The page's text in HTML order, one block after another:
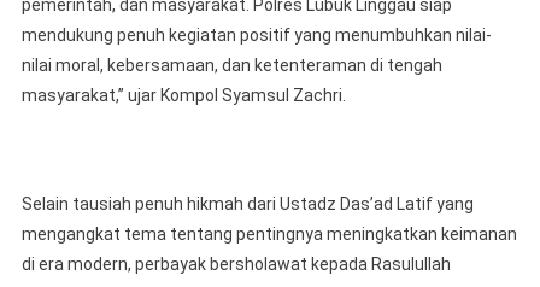
pemerintah, dan masyarakat. Polres Lubuk Linggau siap
mendukung penuh kegiatan positif yang menumbuhkan nilai-
nilai moral, kebersamaan, dan ketenteraman di tengah
masyarakat,” ujar Kompol Syamsul Zachri.
Selain tausiah penuh hikmah dari Ustadz Das’ad Latif yang
mengangkat tema tentang pentingnya meningkatkan keimanan
di era modern, perbayak bersholawat kepada Rasulullah